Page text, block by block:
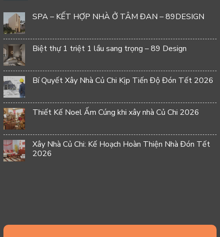
SPA – KẾT HỢP NHÀ Ở TÂM ĐAN – 89DESIGN
Biệt thự 1 triệt 1 lầu sang trọng – 89 Design
Bí Quyết Xây Nhà Củ Chi Kịp Tiến Độ Đón Tết 2026
Thiết Kế Noel Ấm Cúng khi xây nhà Củ Chi 2026
Xây Nhà Củ Chi: Kế Hoạch Hoàn Thiện Nhà Đón Tết
2026